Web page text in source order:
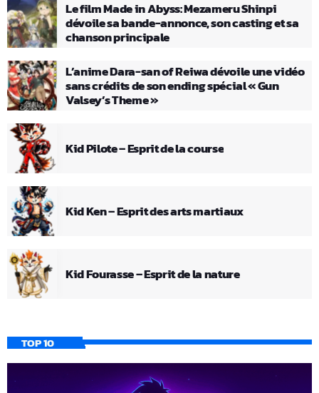
Le film Made in Abyss: Mezameru Shinpi
dévoile sa bande-annonce, son casting et sa
chanson principale
L’anime Dara-san of Reiwa dévoile une vidéo
sans crédits de son ending spécial « Gun
Valsey’s Theme »
Kid Pilote – Esprit de la course
Kid Ken – Esprit des arts martiaux
Kid Fourasse – Esprit de la nature
TOP 10